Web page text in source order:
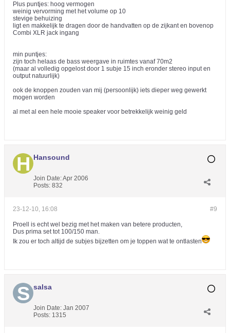
Plus puntjes: hoog vermogen
weinig vervorming met het volume op 10
stevige behuizing
ligt en makkelijk te dragen door de handvatten op de zijkant en bovenop
Combi XLR jack ingang
min puntjes:
zijn toch helaas de bass weergave in ruimtes vanaf 70m2
(maar al volledig opgelost door 1 subje 15 inch eronder stereo input en
output natuurlijk)
ook de knoppen zouden van mij (persoonlijk) iets dieper weg gewerkt
mogen worden
al met al een hele mooie speaker voor betrekkelijk weinig geld
Hansound
Join Date:Apr 2006
Posts: 832
#9
23-12-10, 16:08
Proell is echt wel bezig met het maken van betere producten,
Dus prima set tot 100/150 man.
Ik zou er toch altijd de subjes bijzetten om je toppen wat te ontlasten
salsa
Join Date: Jan 2007
Posts: 1315